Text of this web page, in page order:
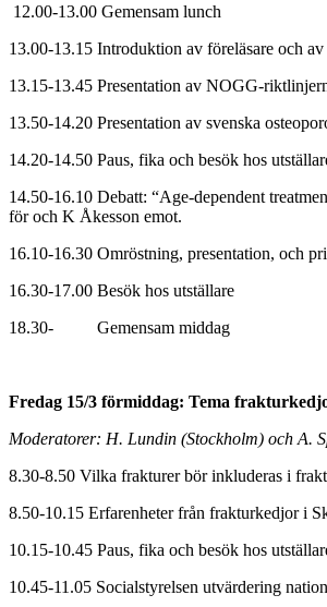
12.00-13.00 Gemensam lunch
13.00-13.15 Introduktion av föreläsare och
13.15-13.45 Presentation av NOGG-
13.50-14.20 Presentation av svenska
14.20-14.50 Paus, fika och besök hos
14.50-16.10 Debatt: “Age-dependent
för och K Åkesson emot.
16.10-16.30 Omröstning, presentation, och
16.30-17.00 Besök hos utställare
18.30- Gemensam middag
Fredag 15/3 förmiddag: Tema
Moderatorer: H. Lundin (Stockholm) och A.
8.30-8.50 Vilka frakturer bör inkluderas i
8.50-10.15 Erfarenheter från frakturkedjor i
10.15-10.45 Paus, fika och besök hos
10.45-11.05 Socialstyrelsen utvärdering